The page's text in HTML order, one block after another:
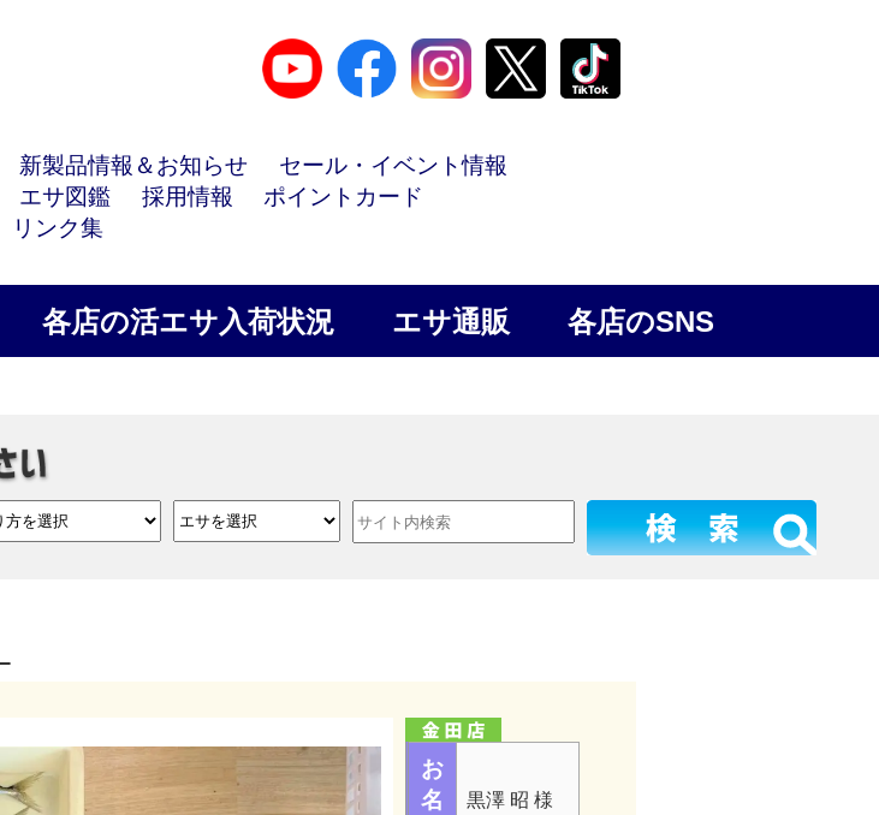
新製品情報＆お知らせ
セール・イベント情報
エサ図鑑 採用情報
ポイントカード
リンク集
各店の活エサ入荷状況 エサ通販 各店のSNS
お
名
黒澤 昭 様